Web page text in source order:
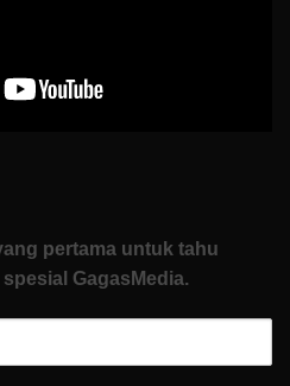
pertama untuk tahu
GagasMedia.